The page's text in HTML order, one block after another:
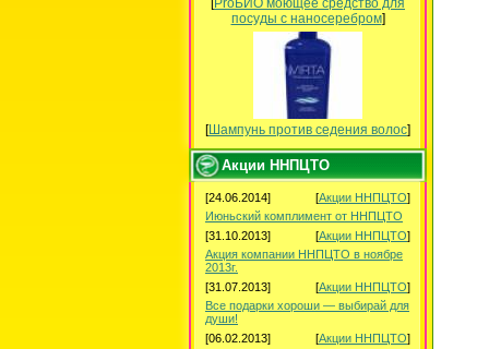
[ProБИО моющее средство для
посуды c наносеребром]
[Шампунь против седения волос]
Акции ННПЦТО
[24.06.2014] [Акции ННПЦТО]
Июньский комплимент от ННПЦТО
[31.10.2013]
[Акции ННПЦТО]
Акция компании ННПЦТО в ноябре
2013г.
[31.07.2013]
[Акции ННПЦТО]
Все подарки хороши — выбирай для
души!
[06.02.2013]
[Акции ННПЦТО]